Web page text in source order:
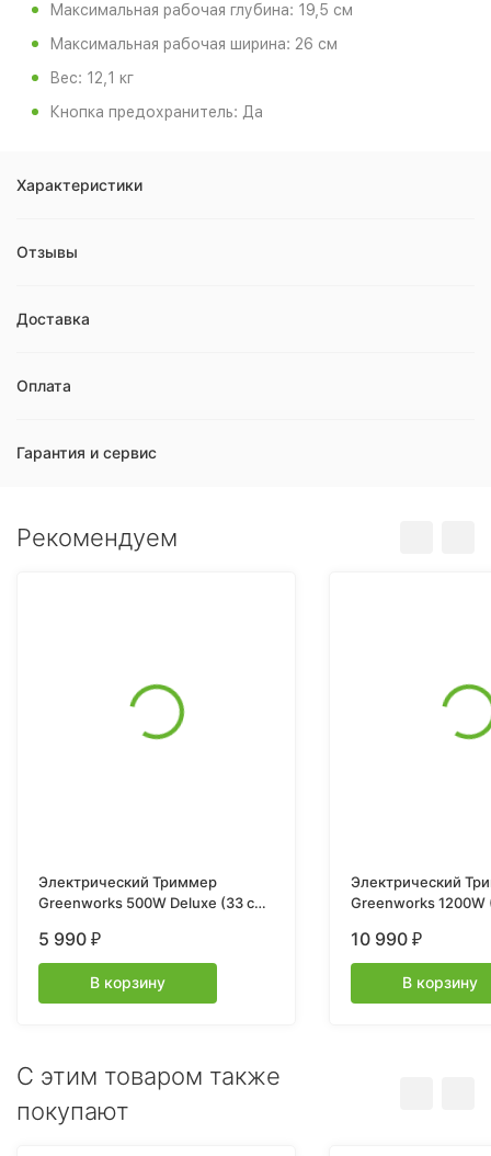
Максимальная рабочая глубина: 19,5 см
Максимальная рабочая ширина: 26 см
Вес: 12,1 кг
Кнопка предохранитель: Да
Характеристики
Отзывы
Доставка
Оплата
Гарантия и сервис
Рекомендуем
Электрический Триммер
Greenworks 500W Deluxe (33 см)
5 990 ₽
В корзину
Электрический
Greenworks 1200W
10 990 ₽
В корзину
C этим товаром также
покупают